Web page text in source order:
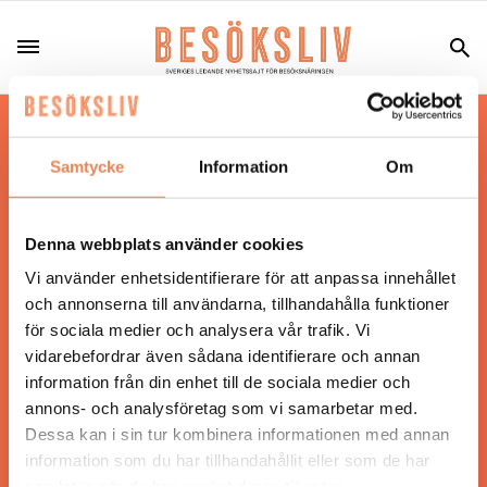
Samtycke Information Om
Denna webbplats använder cookies
Vi använder enhetsidentifierare för att anpassa innehållet
och annonserna till användarna, tillhandahålla funktioner
för sociala medier och analysera vår trafik. Vi
vidarebefordrar även sådana identifierare och annan
information från din enhet till de sociala medier och
annons- och analysföretag som vi samarbetar med.
Dessa kan i sin tur kombinera informationen med annan
information som du har tillhandahållit eller som de har
Hos oss läser du landets mest uppdaterade
nyheter och snackisar inom besöksnäringen.
Besöksliv i sin tryckta form är ett affärsmagasin
Tidningen ges ut avVisita
ANSVARIG UTGIVARE
Jonas Siljhammar
UPPHOVSRÄTT